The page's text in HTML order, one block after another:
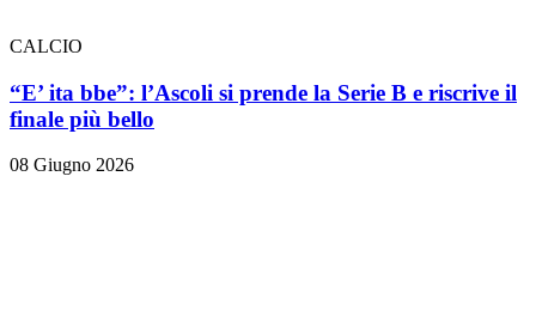
CALCIO
“E’ ita bbe”: l’Ascoli si prende la Serie B e riscrive il
finale più bello
08 Giugno 2026